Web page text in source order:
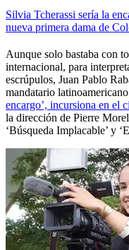
Silvia Tcherassi sería la
nueva primera dama de
Aunque solo bastaba con
internacional, para
escrúpulos, Juan Pablo
mandatario
encargo’, incursiona en el
la dirección de Pierre
‘Búsqueda Implacable’ y